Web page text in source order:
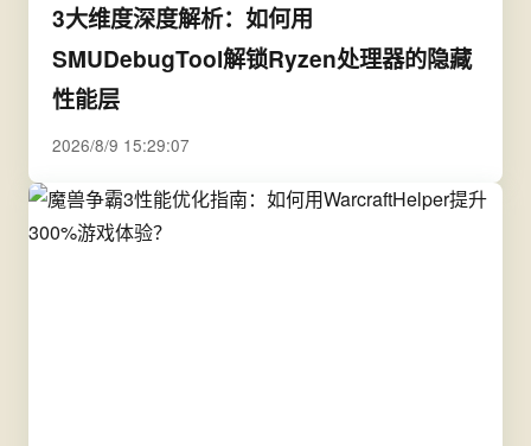
3大维度深度解析：如何用
SMUDebugTool解锁Ryzen处理器的隐藏
性能层
2026/8/9 15:29:07